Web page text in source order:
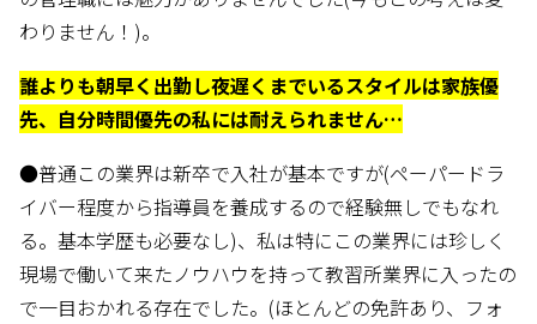
わりません！)。
誰よりも朝早く出勤し夜遅くまでいるスタイルは家族優
先、自分時間優先の私には耐えられません…
●普通この業界は新卒で入社が基本ですが(ペーパードラ
イバー程度から指導員を養成するので経験無しでもなれ
る。基本学歴も必要なし)、私は特にこの業界には珍しく
現場で働いて来たノウハウを持って教習所業界に入ったの
で一目おかれる存在でした。(ほとんどの免許あり、フォ